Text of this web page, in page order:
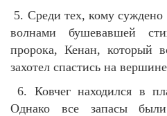
5. Среди тех, кому
волнами бушевавшей
пророка, Кенан, который
захотел спастись на
6. Ковчег находился в
Однако все запасы